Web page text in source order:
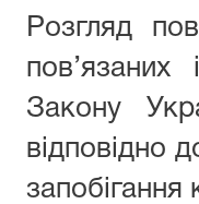
Розгляд
Закону
відповідно
запобігання